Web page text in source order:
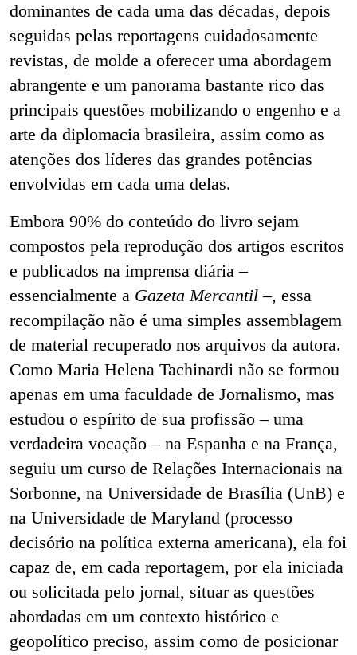
dominantes de cada uma das décadas, depois
seguidas pelas reportagens cuidadosamente
revistas, de molde a oferecer uma abordagem
abrangente e um panorama bastante rico das
principais questões mobilizando o engenho e a
arte da diplomacia brasileira, assim como as
atenções dos líderes das grandes potências
envolvidas em cada uma delas.
Embora 90% do conteúdo do livro sejam
compostos pela reprodução dos artigos escritos
e publicados na imprensa diária –
essencialmente a Gazeta Mercantil –, essa
recompilação não é uma simples assemblagem
de material recuperado nos arquivos da autora.
Como Maria Helena Tachinardi não se formou
apenas em uma faculdade de Jornalismo, mas
estudou o espírito de sua profissão – uma
verdadeira vocação – na Espanha e na França,
seguiu um curso de Relações Internacionais na
Sorbonne, na Universidade de Brasília (UnB) e
na Universidade de Maryland (processo
decisório na política externa americana), ela foi
capaz de, em cada reportagem, por ela iniciada
ou solicitada pelo jornal, situar as questões
abordadas em um contexto histórico e
geopolítico preciso, assim como de posicionar